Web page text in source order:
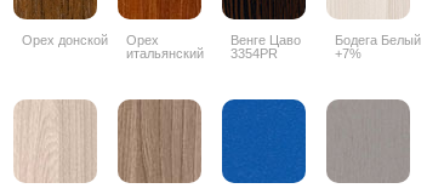
Орех донской
Орех
итальянский
Венге Цаво
3354PR
Бодега Белый
+7%